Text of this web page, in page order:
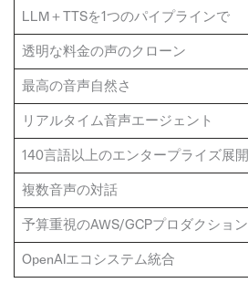
LLM＋TTSを1つのパイプラインで
透明な料金の声のクローン
最高の音声自然さ
リアルタイム音声エージェント
140言語以上のエンタープライズ展開
複数音声の対話
予算重視のAWS/GCPプロダクション
OpenAIエコシステム統合